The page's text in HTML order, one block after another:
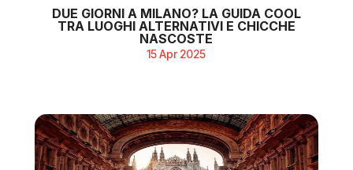
DUE GIORNI A MILANO? LA GUIDA COOL
TRA LUOGHI ALTERNATIVI E CHICCHE
NASCOSTE
15 Apr 2025